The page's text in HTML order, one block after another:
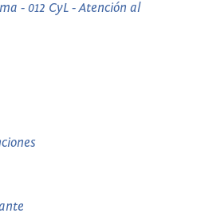
- 012 CyL - Atención al